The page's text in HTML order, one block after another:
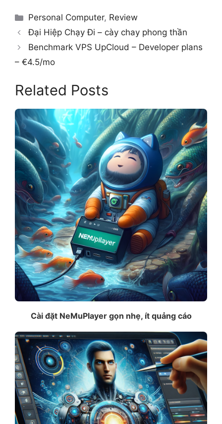
Categories
Personal Computer, Review
Đại Hiệp Chạy Đi – cày chay phong thần
Benchmark VPS UpCloud – Developer plans
– €4.5/mo
Related Posts
Cài đặt NeMuPlayer gọn nhẹ, ít quảng cáo